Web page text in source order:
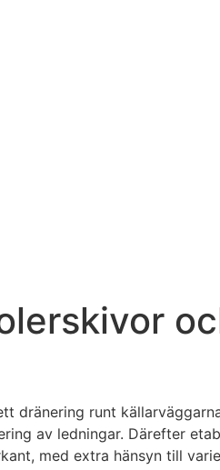
dränering runt
av ledningar. Därefter
med extra hänsyn till